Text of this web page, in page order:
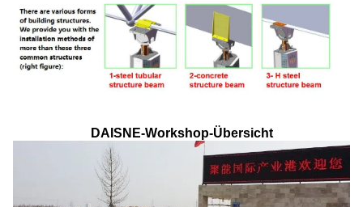
DAISNE-Workshop-Übersicht